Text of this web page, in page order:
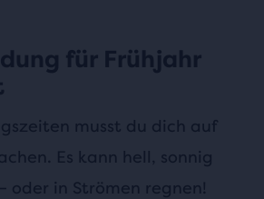
für Frühjahr
musst du dich auf
Es kann hell, sonnig
oder in Strömen regnen!